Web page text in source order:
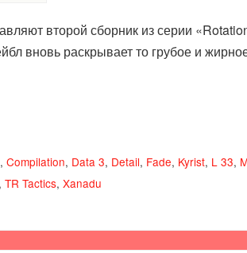
второй сборник из серии
вновь раскрывает то грубое и
, Compilation, Data 3, Detail, Fade, Kyrist, L 33,
, TR Tactics, Xanadu